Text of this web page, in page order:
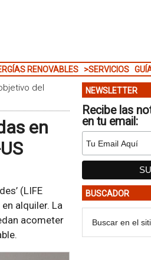
RENOVABLES >SERVICIOS
del
en
(LIFE
alquiler. La
acometer
NEWSLETTER
Recibe las
en tu email:
BUSCADOR